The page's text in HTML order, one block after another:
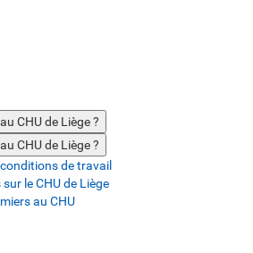
CHU de Liège ?
CHU de Liège ?
de travail
le CHU de Liège
au CHU